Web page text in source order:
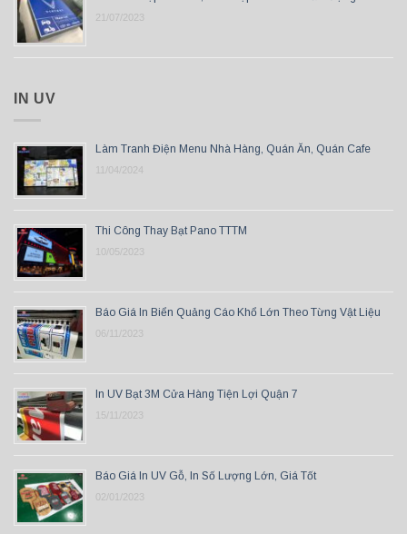
21/07/2023
IN UV
Làm Tranh Điện Menu Nhà Hàng, Quán Ăn, Quán Cafe
11/04/2024
Thi Công Thay Bạt Pano TTTM
10/05/2023
Báo Giá In Biển Quảng Cáo Khổ Lớn Theo Từng Vật Liệu
06/11/2023
In UV Bạt 3M Cửa Hàng Tiện Lợi Quận 7
15/11/2023
Báo Giá In UV Gỗ, In Số Lượng Lớn, Giá Tốt
02/01/2023